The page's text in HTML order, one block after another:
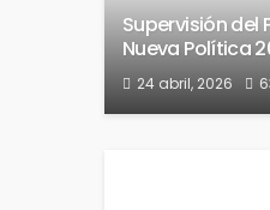
Supervisión del
Nueva Política
24 abril, 2026